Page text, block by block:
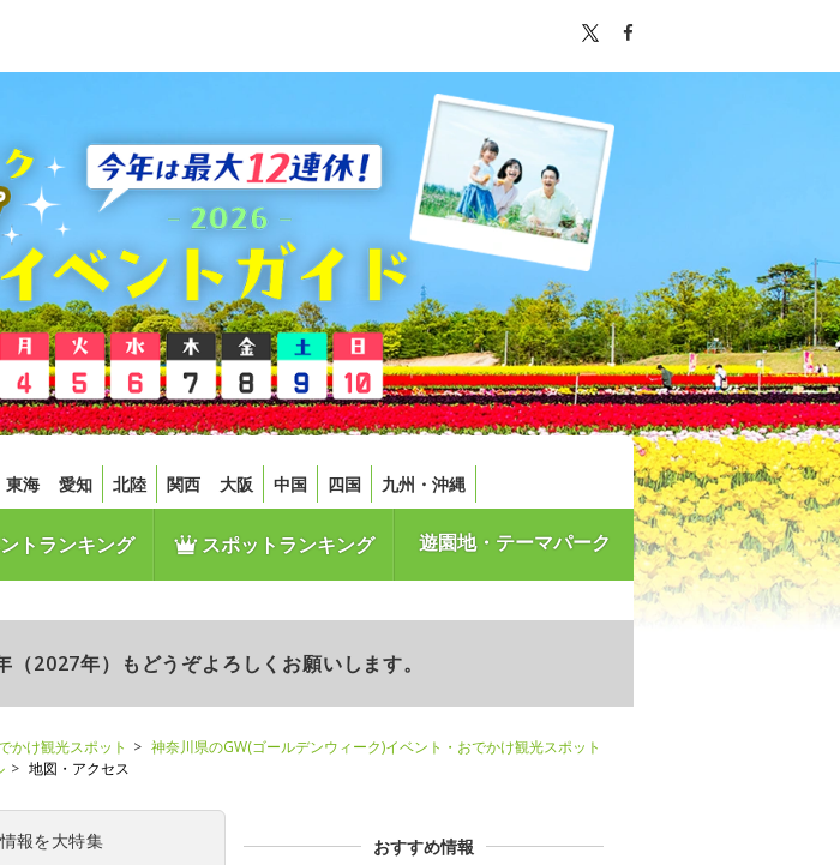
東海 愛知 北陸 関西 大阪 中国 四国 九州・沖縄
トランキング スポットランキング 遊園地・テーマパーク
2027年）もどうぞよろしくお願いします。
かけ観光スポット
神奈川県のGW(ゴールデンウィーク)イベント・おでかけ観光スポット
地図・アクセス
報を大特集 おすすめ情報